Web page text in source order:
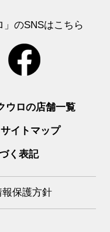
のSNSはこちら
ウロの店舗一覧
サイトマップ
く表記
保護方針